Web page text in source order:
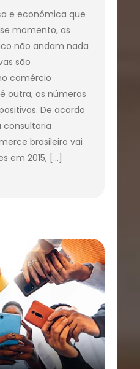
e econômica que
momento, as
não andam nada
são
comércio
outra, os números
De acordo
brasileiro vai
em 2015, […]